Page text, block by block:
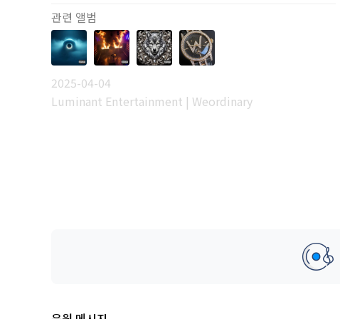
관련 앨범
2025-04-04
Luminant Entertainment | Weordinary